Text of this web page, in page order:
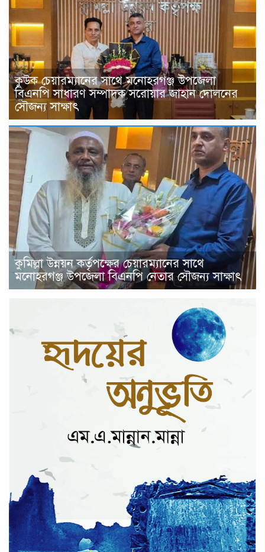
কুউক চেয়ারম্যানের সাথে মনোহরগঞ্জ উপজেলা
বিএনপি সাধারণ সম্পাদক সরোয়ার জাহান দোলনের
সৌজন্য সাক্ষাৎ
কুমিল্লা উন্নয়ন কর্তৃপক্ষের চেয়ারম্যানের সাথে
মনোহরগঞ্জ উপজেলা বিএনপি নেতার সৌজন্য সাক্ষাৎ